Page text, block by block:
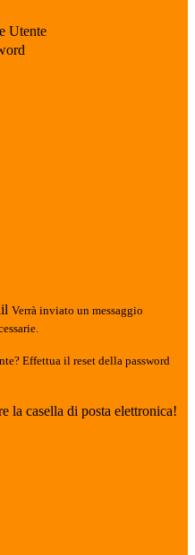
Utente
Verrà inviato un messaggio
Effettua il reset della password
la casella di posta elettronica!